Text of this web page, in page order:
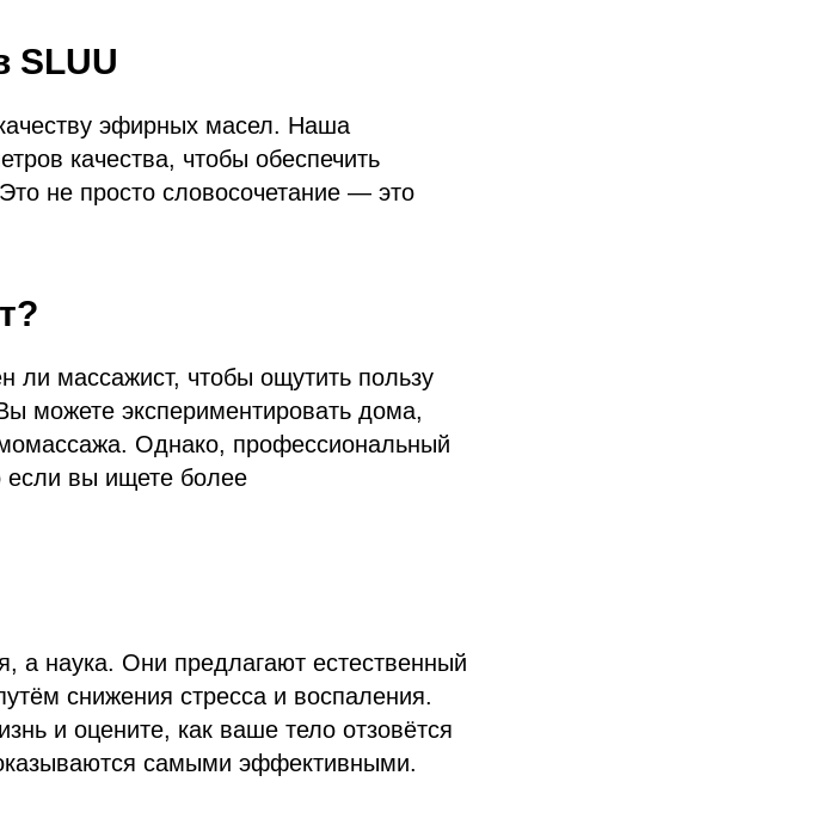
эфирных масел. Наша
качества, чтобы обеспечить
не просто словосочетание — это
массажист, чтобы ощутить пользу
можете экспериментировать дома,
Однако, профессиональный
если вы ищете более
а наука. Они предлагают естественный
снижения стресса и воспаления.
и оцените, как ваше тело отзовётся
самыми эффективными.